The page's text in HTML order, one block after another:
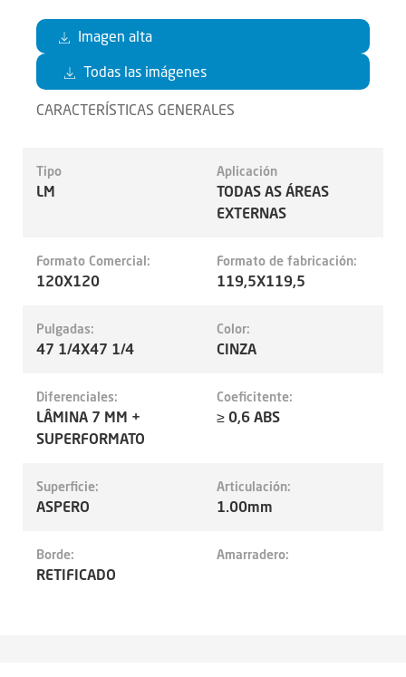
Imagen alta
Todas las imágenes
CARACTERÍSTICAS GENERALES
Tipo
LM
Aplicación
TODAS AS ÁREAS
EXTERNAS
Formato Comercial:
120X120
Formato de fabricación:
119,5X119,5
Pulgadas:
47 1/4X47 1/4
Color:
CINZA
Diferenciales:
LÂMINA 7 MM +
SUPERFORMATO
Coeficitente:
≥ 0,6 ABS
Superficie:
ASPERO
Articulación:
1.00mm
Borde:
RETIFICADO
Amarradero: